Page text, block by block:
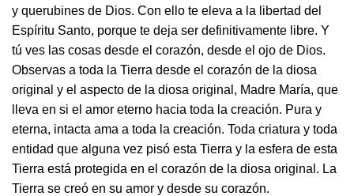
y querubines de Dios. Con ello te eleva a la libertad del
Espíritu Santo, porque te deja ser definitivamente libre. Y
tú ves las cosas desde el corazón, desde el ojo de Dios.
Observas a toda la Tierra desde el corazón de la diosa
original y el aspecto de la diosa original, Madre María, que
lleva en si el amor eterno hacia toda la creación. Pura y
eterna, intacta ama a toda la creación. Toda criatura y toda
entidad que alguna vez pisó esta Tierra y la esfera de esta
Tierra está protegida en el corazón de la diosa original. La
Tierra se creó en su amor y desde su corazón.